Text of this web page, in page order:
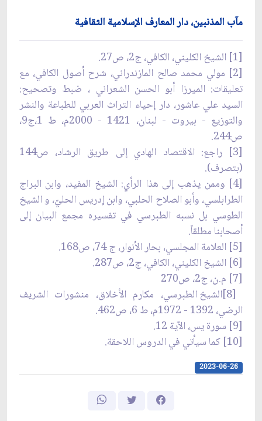
مآب المذنبين، دار المعارف الإسلامية الثقافية
[1] الشيخ الكليني، الكافي، ج2، ص27.
[2] مولي محمد صالح المازندراني، شرح أصول الكافي، مع
تعليقات: الميرزا أبو الحسن الشعراني ، ضبط وتصحيح:
السيد علي عاشور، دار إحياء التراث العربي للطباعة والنشر
والتوزيع - بيروت - لبنان، 1421 - 2000م، ط 1،ج9،
ص244.
[3] راجع: الاقتصاد الهادي إلى طريق الرشاد، ص144
(بتصرف).
[4] وممن يذهب إلى هذا الرأي: الشيخ المفيد، وابن البراج
الطرابلسي، وأبو الصلاح الحلبي، وابن إدريس الحليّ، و الشيخ
الطوسي بل نسبه الطبرسي في تفسيره مجمع البيان إلى
أصحابنا مطلقاً.
[5] العلامة المجلسي، بحار الأنوار، ج 74، ص168.
[6] الشيخ الكليني، الكافي، ج2، ص287.
[7] م.ن، ج2، ص270
[8]الشيخ الطبرسي، مكارم الأخلاق، منشورات الشريف
الرضي، 1392 - 1972م، ط 6، ص462.
[9] سورة يس، الآية 12.
[10] كما سيأتي في الدروس اللاحقة.
2023-06-26